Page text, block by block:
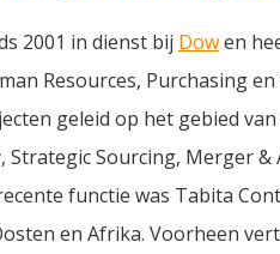
2001 in dienst bij Dowen
Resources, Purchasing
geleid op het gebied
Strategic Sourcing, Merger
functie was Tabita
en Afrika. Voorheen